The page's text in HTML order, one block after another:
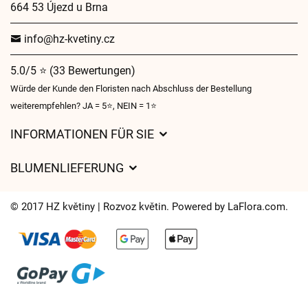
664 53 Újezd u Brna
info@hz-kvetiny.cz
5.0/5 ⭐ (33 Bewertungen)
Würde der Kunde den Floristen nach Abschluss der Bestellung
weiterempfehlen? JA = 5⭐, NEIN = 1⭐
INFORMATIONEN FÜR SIE
Lieferzeiten für Blumen – Übersicht der Möglichkeiten
BLUMENLIEFERUNG
Wohin wir Blumen liefern
Cookies
© 2017 HZ květiny | Rozvoz květin. Powered by LaFlora.com.